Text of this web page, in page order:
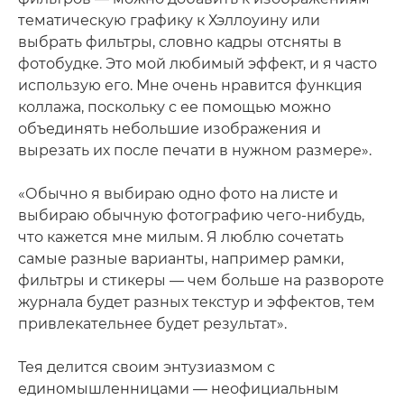
тематическую графику к Хэллоуину или
выбрать фильтры, словно кадры отсняты в
фотобудке. Это мой любимый эффект, и я часто
использую его. Мне очень нравится функция
коллажа, поскольку с ее помощью можно
объединять небольшие изображения и
вырезать их после печати в нужном размере».
«Обычно я выбираю одно фото на листе и
выбираю обычную фотографию чего-нибудь,
что кажется мне милым. Я люблю сочетать
самые разные варианты, например рамки,
фильтры и стикеры — чем больше на развороте
журнала будет разных текстур и эффектов, тем
привлекательнее будет результат».
Тея делится своим энтузиазмом с
единомышленницами — неофициальным